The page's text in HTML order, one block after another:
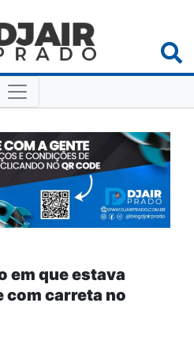
em que estava
com carreta no